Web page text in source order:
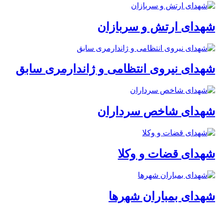
شهدای ارتش و سربازان
شهدای نیروی انتظامی و ژاندارمری سابق
شهدای شاخص سرداران
شهدای قضات و وکلا
شهدای بمباران شهرها